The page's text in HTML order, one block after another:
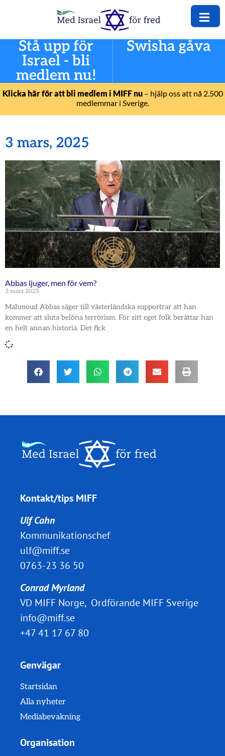
Stå upp för
Israel - bli
medlem nu!
Swisha gåva
Klicka här för att bli medlem i MIFF nu– hjälp oss att nå 2.500
medlemmar i Sverige.
3 mars, 2025
Abbas ljuger, men för vem?
3 mars 2025
Mahmoud Abbas säger till västerländska supportrar att han
kommer att sluta belöna terrorism. För sitt eget folk berättar han
en helt annan historia. Det fick
Kontakt/tips MIFF
Ulf Cahn
Kommunikationschef
ulf@miff.se
0763-23 36 50
Conrad Myrland
VD MIFF Norge, Ordförande MIFF Sverige
info@miff.se
+47 41 17 67 80
Genvägar
Startsidan
Alla nyheter
Mediabevakning
Organisation